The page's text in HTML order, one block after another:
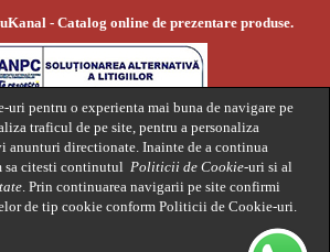
uri pentru o experienta mai buna de navigare pe
traficul de pe site, pentru a personaliza
anunturi directionate. Inainte de a continua
sa citesti continutul Politicii de Cookie-uri si al
. Prin continuarea navigarii pe site confirmi
de tip cookie conform Politicii de Cookie-uri.
- Catalog online de prezentare produse.